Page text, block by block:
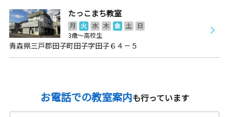
たっこまち教室
月 火 水 木 金 土
日
3歳～高校生
青森県三戸郡田子町田子字田子６４－５
お電話での教室案内も行っています